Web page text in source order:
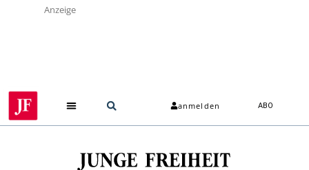
Anzeige
anmelden ABO